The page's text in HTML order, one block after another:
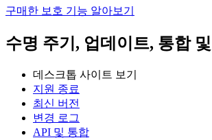
구매한 보호 기능 알아보기
수명 주기, 업데이트, 통합
데스크톱 사이트 보기
지원 종료
최신 버전
변경 로그
API 및 통합